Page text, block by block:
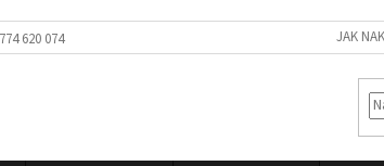
620 074 JAK